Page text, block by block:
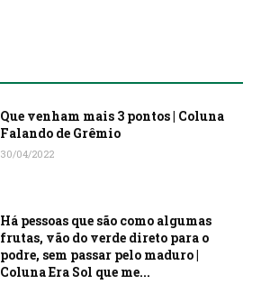
Que venham mais 3 pontos | Coluna
Falando de Grêmio
30/04/2022
Há pessoas que são como algumas
frutas, vão do verde direto para o
podre, sem passar pelo maduro |
Coluna Era Sol que me...